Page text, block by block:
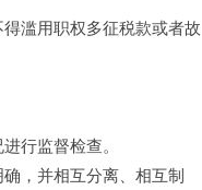
滥用职权多征税款或者故
行监督检查。
，并相互分离、相互制